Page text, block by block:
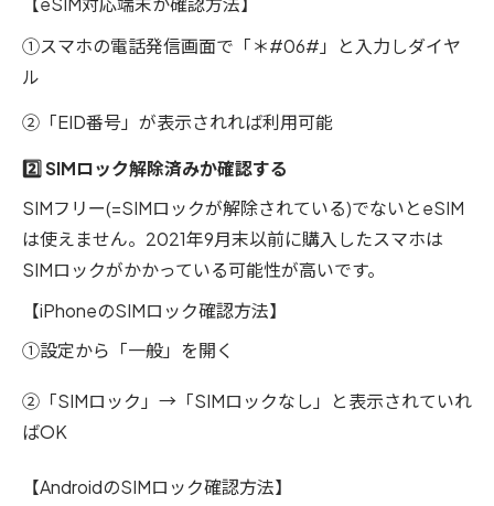
①スマホの電話発信画面で「＊#06#」と入力しダイヤ
ル
②「EID番号」が表示されれば利用可能
2️⃣ SIMロック解除済みか確認する
SIMフリー(=SIMロックが解除されている)でないとeSIM
は使えません。2021年9月末以前に購入したスマホは
SIMロックがかかっている可能性が高いです。
【iPhoneのSIMロック確認方法】
①設定から「一般」を開く
②「SIMロック」→「SIMロックなし」と表示されていれ
ばOK
【AndroidのSIMロック確認方法】